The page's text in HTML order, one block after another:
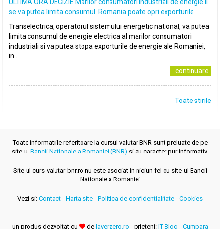
ULTIMA ORA DECIZIE Marilor consumatori industriali de energie li
se va putea limita consumul. Romania poate opri exporturile
Transelectrica, operatorul sistemului energetic national, va putea
limita consumul de energie electrica al marilor consumatori
industriali si va putea stopa exporturile de energie ale Romaniei,
in..
..continuare
Toate stirile
Toate informatiile referitoare la cursul valutar BNR sunt preluate de pe
site-ul Bancii Nationale a Romaniei (BNR) si au caracter pur informativ.
Site-ul curs-valutar-bnr.ro nu este asociat in niciun fel cu site-ul Bancii
Nationale a Romaniei
Vezi si: Contact - Harta site - Politica de confidentialitate - Cookies
un produs dezvoltat cu de layerzero.ro - prieteni: IT Blog - Cumpara